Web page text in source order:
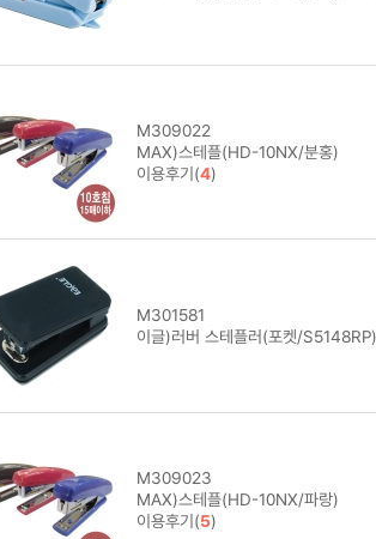
M309022
MAX)스테플(HD-10NX/분홍)
이용후기(4)
M301581
이글)러버 스테플러(포켓/S5148RP)
M309023
MAX)스테플(HD-10NX/파랑)
이용후기(5)